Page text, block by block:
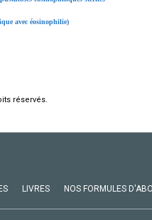
avec éosinophilie)
réservés.
LIVRES NOS FORMULES